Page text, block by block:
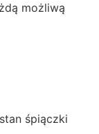
możliwą
śpiączki